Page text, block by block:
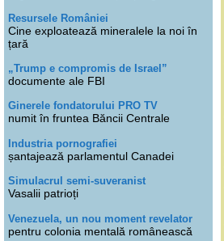
Resursele României
Cine exploatează mineralele la noi în
țară
„Trump e compromis de Israel”
documente ale FBI
Ginerele fondatorului PRO TV
numit în fruntea Băncii Centrale
Industria pornografiei
șantajează parlamentul Canadei
Simulacrul semi-suveranist
Vasalii patrioți
Venezuela, un nou moment revelator
pentru colonia mentală românească